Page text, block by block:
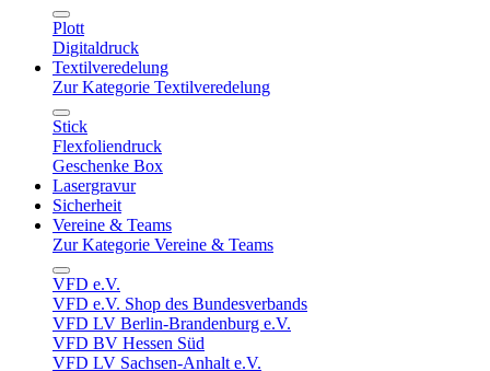
Plott
Digitaldruck
Textilveredelung
Zur Kategorie Textilveredelung
Stick
Flexfoliendruck
Geschenke Box
Lasergravur
Sicherheit
Vereine & Teams
Zur Kategorie Vereine & Teams
VFD e.V.
VFD e.V. Shop des Bundesverbands
VFD LV Berlin-Brandenburg e.V.
VFD BV Hessen Süd
VFD LV Sachsen-Anhalt e.V.